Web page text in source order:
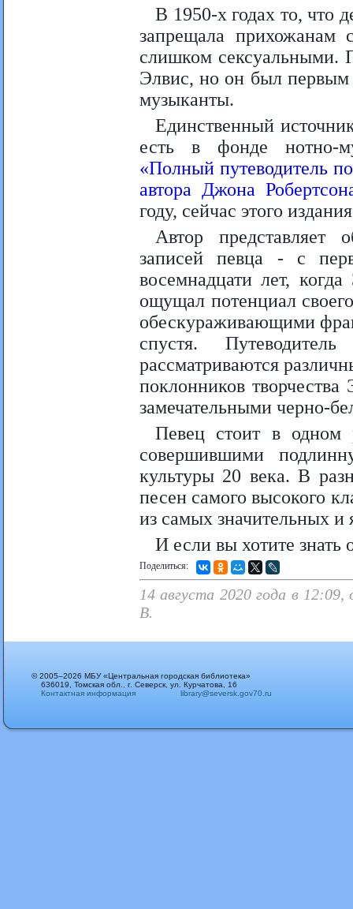
В 1950-х годах то, что
запрещала прихожанам
слишком сексуальными.
Элвис, но он был первым
музыканты.
Единственный
есть в фонде нотно-
«Полный путеводитель
автора Джона
году, сейчас этого
Автор представляет
записей певца - с
восемнадцати лет,
ощущал потенциал
обескураживающими
спустя.
рассматриваются
поклонников
замечательными черно-
Певец стоит в одном
совершившими
культуры 20 века. В
песен самого высокого
из самых значительных
И если вы хотите знать
Поделиться:
14 августа 2020 года в
В.
© 2005–2026 МБУ «Центральная городская библиотека»
636019, Томская обл., г. Северск, ул. Курчатова, 16
Контактная информация
library@seversk.gov70.ru